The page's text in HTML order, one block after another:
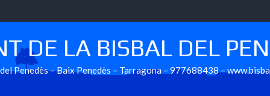
DE LA BISBAL DEL
Penedès – Baix Penedès – Tarragona – 977688438 –